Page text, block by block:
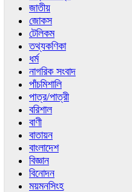
জাতীয়
জোকস
টেলিকম
তথ্যকণিকা
ধর্ম
নাগরিক সংবাদ
পাঁচমিশালি
পাত্র/পাত্রী
বরিশাল
বাণী
বাতায়ন
বাংলাদেশ
বিজ্ঞান
বিনোদন
ময়মনসিংহ